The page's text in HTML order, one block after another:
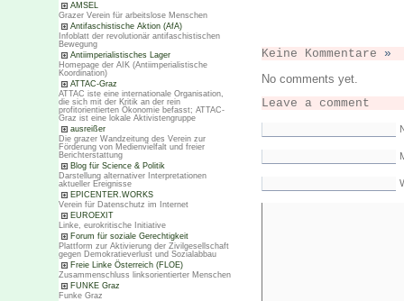
AMSEL
Grazer Verein für arbeitslose Menschen
Antifaschistische Aktion (AfA)
Infoblatt der revolutionär antifaschistischen
Bewegung
Antiimperialistisches Lager
Homepage der AIK (Antiimperialistische
Koordination)
ATTAC-Graz
ATTAC iste eine internationale Organisation,
die sich mit der Kritik an der rein
profitorientierten Ökonomie befasst; ATTAC-
Graz ist eine lokale Aktivistengruppe
ausreißer
Die grazer Wandzeitung des Verein zur
Förderung von Medienvielfalt und freier
Berichterstattung
Blog für Science & Politik
Darstellung alternativer Interpretationen
aktueller Ereignisse
EPICENTER.WORKS
Verein für Datenschutz im Internet
EUROEXIT
Linke, eurokritische Initiative
Forum für soziale Gerechtigkeit
Plattform zur Aktivierung der Zivilgesellschaft
gegen Demokratieverlust und Sozialabbau
Freie Linke Österreich (FLOE)
Zusammenschluss linksorientierter Menschen
FUNKE Graz
Funke Graz
Keine Kommentare »
No comments yet.
Leave a comment